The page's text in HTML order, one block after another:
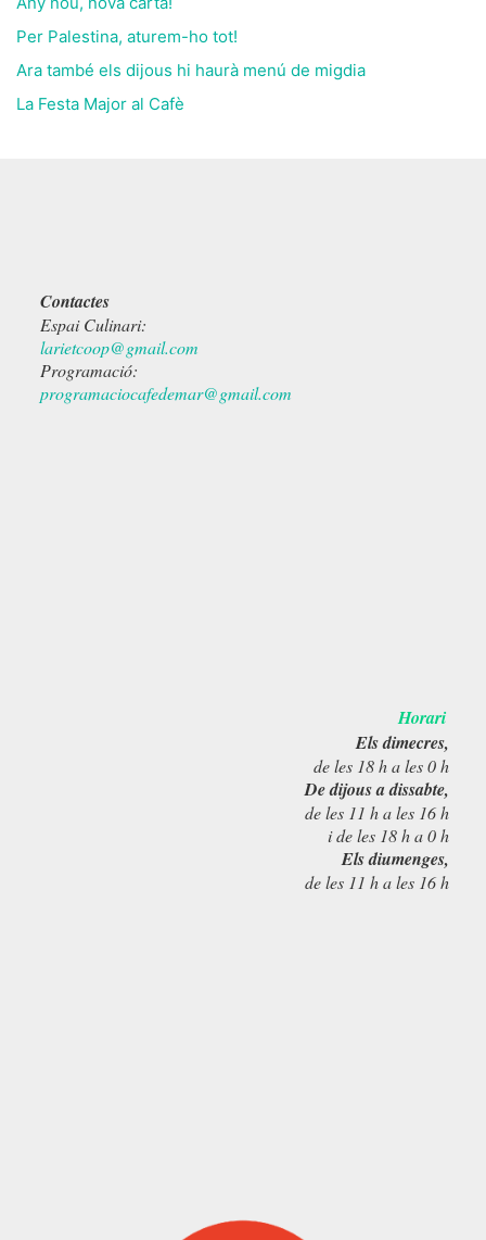
Per Palestina, aturem-ho tot!
Ara també els dijous hi haurà menú de migdia
La Festa Major al Cafè
Contactes
Espai Culinari:
larietcoop@gmail.com
Programació:
programaciocafedemar@gmail.com
Horari
Els dimecres,
de les 18 h a les 0 h
De dijous a dissabte,
de les 11 h a les 16 h
i de les 18 h a 0 h
Els diumenges,
de les 11 h a les 16 h